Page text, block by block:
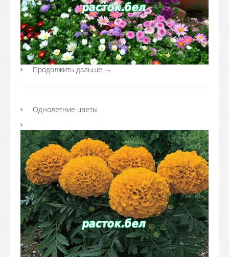
Продолжить дальше →
Однолетние цветы